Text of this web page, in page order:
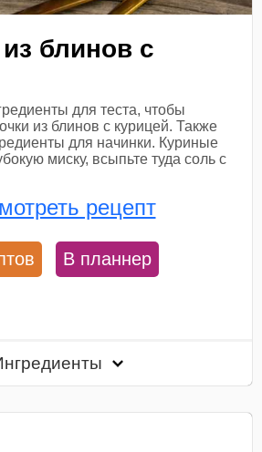
блинов с
для теста, чтобы
из блинов с курицей. Также
для начинки. Куриные
миску, всыпьте туда соль с
рецепт
В планнер